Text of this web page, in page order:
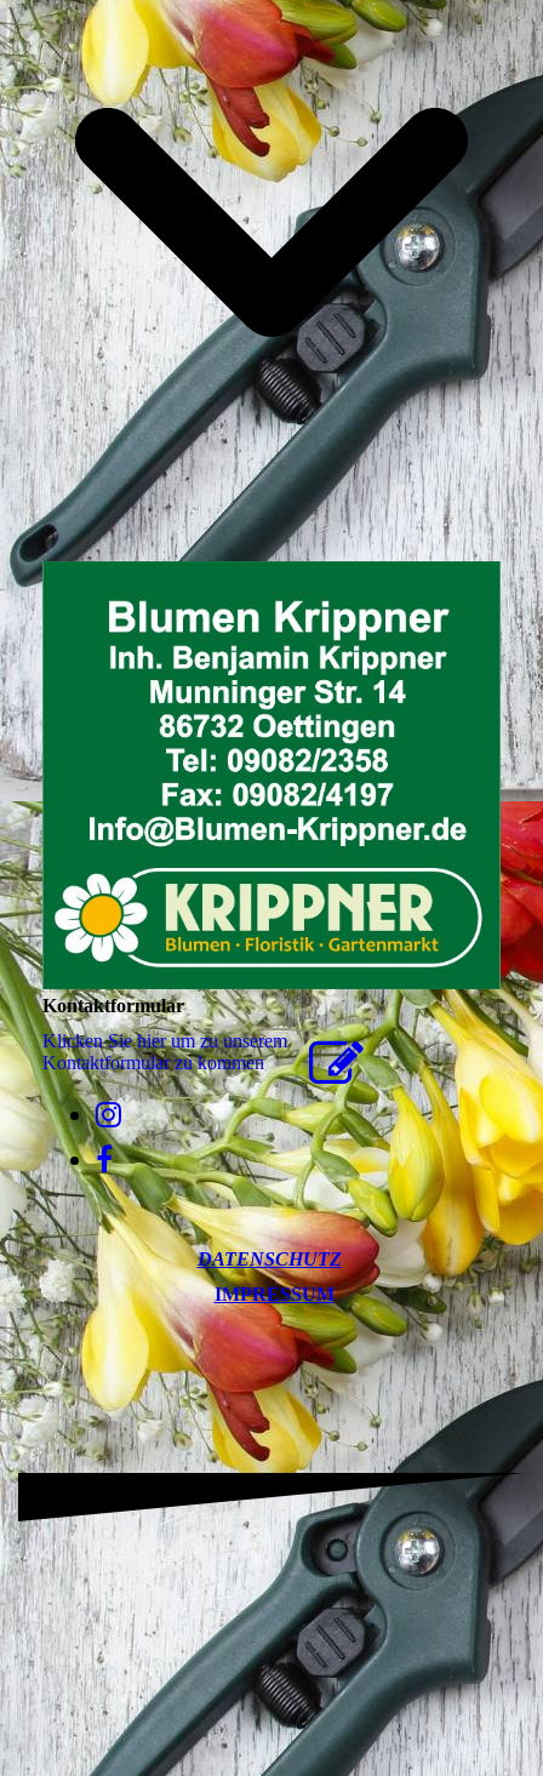
Kontaktformular
Klicken Sie hier um zu unserem
Kon­takt­for­mu­lar zu kommen
DATENSCHUTZ
IMPRESSUM